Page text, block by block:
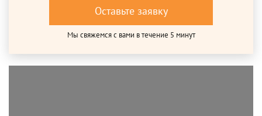
Оставьте заявку
Мы свяжемся с вами в течение 5 минут